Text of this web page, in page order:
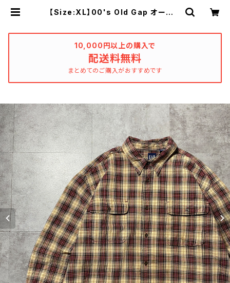
【Size:XL】00's Old Gap オールド
is
10,000円以上の購入で
配送料無料
まとめてのご購入がおすすめです